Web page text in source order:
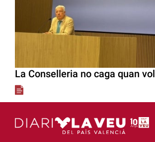
La Conselleria no caga quan vol